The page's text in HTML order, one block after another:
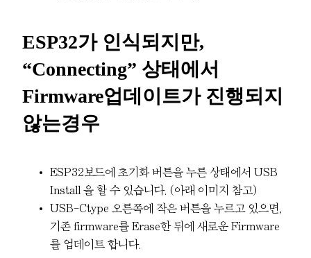
ESP32가 인식되지만,
“Connecting” 상태에서
Firmware업데이트가 진행되지
않는경우
ESP32보드에 초기화 버튼을 누른 상태에서 USB
Install 을 할 수 있습니다. (아래 이미지 참고)
USB-Ctype 오른쪽에 작은 버튼을 누르고 있으면,
기존 firmware를 Erase한 뒤에 새로운 Firmware
를 업데이트 합니다.